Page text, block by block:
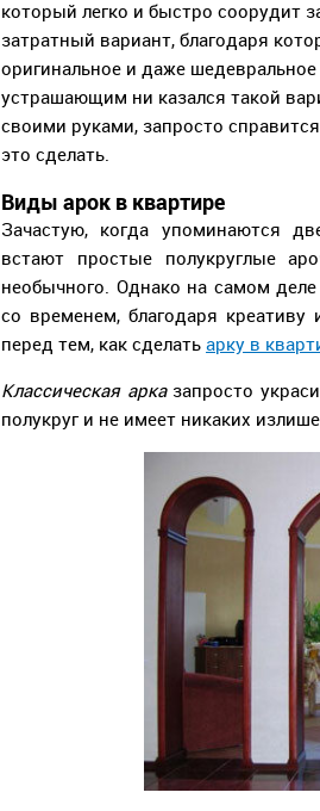
который легко и быстро соорудит
затратный вариант, благодаря
оригинальное и даже
устрашающим ни казался такой
своими руками, запросто
это сделать.
Виды арок в квартире
Зачастую, когда упоминаются
встают простые полукруглые
необычного. Однако на самом
со временем, благодаря креативу
перед тем, как сделать арку в
Классическая арказапросто
полукруг и не имеет никаких